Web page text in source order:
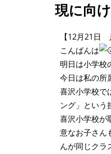
現に向
【12月21日
こんばんは
明日は小学校
今日は私の所
喜沢小学校で
ング」という
喜沢小学校が
意なお子さん
んが同じクラ